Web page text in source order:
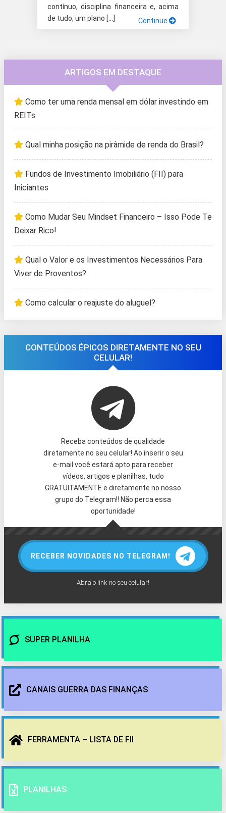
contínuo, disciplina financeira e, acima
de tudo, um plano […]
Continue
ARTIGOS EM DESTAQUE
Como ter uma renda mensal em dólar investindo em
REITs
Qual minha posição na pirâmide de renda do Brasil?
Fundos de Investimento Imobiliário (FII) para
Iniciantes
Como Mudar Seu Mindset Financeiro – Isso Pode Te
Deixar Rico!
Qual o Valor e os Investimentos Necessários Para
Viver de Proventos?
Como calcular o reajuste do aluguel?
CONTEÚDOS ÉPICOS DIRETAMENTE NO SEU
CELULAR!
Receba conteúdos de qualidade
diretamente no seu celular! Ao inserir o seu
e-mail você estará apto para receber
vídeos, artigos e planilhas, tudo
GRATUITAMENTE e diretamente no nosso
grupo do Telegram!! Não perca essa
oportunidade!
RECEBER NOVIDADES NO TELEGRAM!
Abra o link no seu celular!
SUPER PLANILHA
CANAIS GUERRA DAS FINANÇAS
FERRAMENTA – LISTA DE FII
PLANILHAS